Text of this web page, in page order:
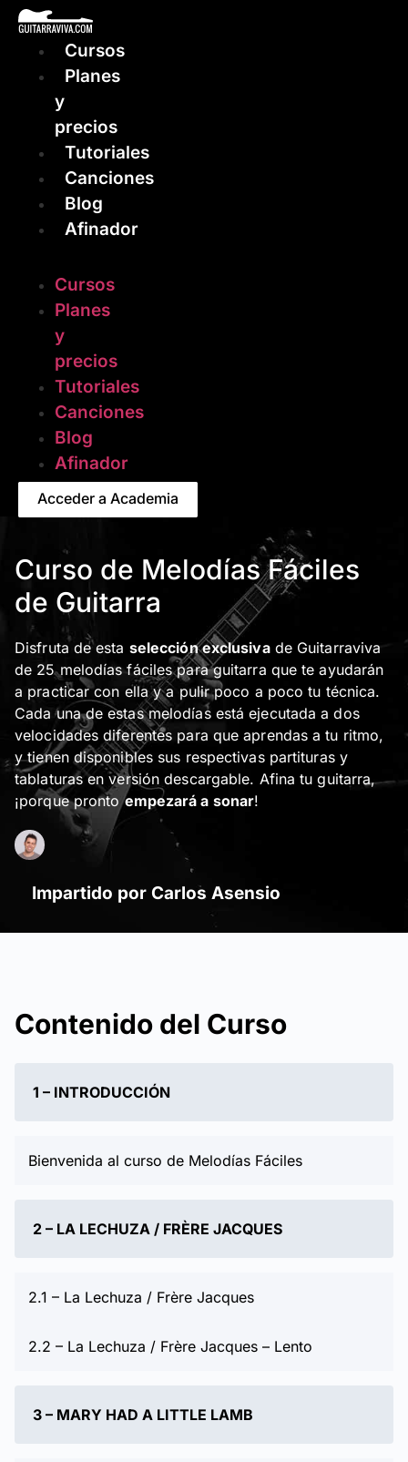
contenidoCursos
Planes
y
precios
Tutoriales
Canciones
Blog
Afinador
Cursos
Planes
y
precios
Tutoriales
Canciones
Blog
Afinador
Acceder a Academia
Curso de Melodías Fáciles
de Guitarra
Disfruta de esta selección exclusivade Guitarraviva
de 25 melodías fáciles para guitarra que te ayudarán
a practicar con ella y a pulir poco a poco tu técnica.
Cada una de estas melodías está ejecutada a dos
velocidades diferentes para que aprendas a tu ritmo,
y tienen disponibles sus respectivas partituras y
tablaturas en versión descargable. Afina tu guitarra,
¡porque prontoempezará a sonar!
Impartido por Carlos Asensio
Contenido del Curso
1 – INTRODUCCIÓN
Bienvenida al curso de Melodías Fáciles
2 – LA LECHUZA / FRÈRE JACQUES
2.1 – La Lechuza / Frère Jacques
2.2 – La Lechuza / Frère Jacques – Lento
3 – MARY HAD A LITTLE LAMB